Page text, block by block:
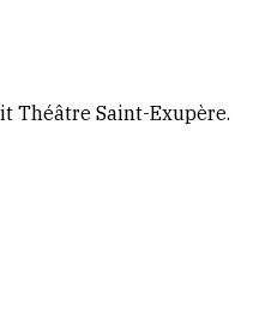
Théâtre Saint-Exupère.